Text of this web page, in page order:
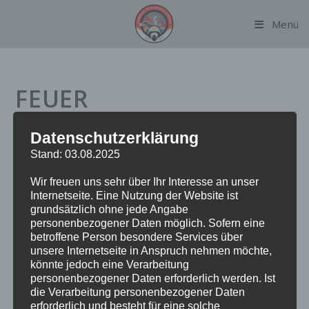
Menü
FEUER
BRANDMELDEANLAGE
Datum:9. April 2024 um 13:44 Uhr
Alarmierungsart:TME
Einsatzart:FEUBMA
Einsatzort:Paul-Stritter-Weg
Fahrzeuge:FF Alsterdorf
Weitere Kräfte:BF Alsterdorf, Polizei
Datenschutzerklärung
Stand: 03.08.2025
Wir freuen uns sehr über Ihr Interesse an unser
Internetseite. Eine Nutzung der Website ist
grundsätzlich ohne jede Angabe
personenbezogener Daten möglich. Sofern eine
betroffene Person besondere Services über
unsere Internetseite in Anspruch nehmen möchte,
könnte jedoch eine Verarbeitung
personenbezogener Daten erforderlich werden. Ist
die Verarbeitung personenbezogener Daten
erforderlich und besteht für eine solche